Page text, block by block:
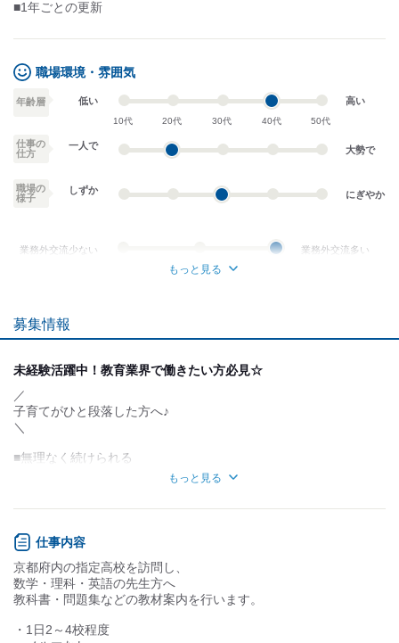
■1年ごとの更新
職場環境・雰囲気
年齢層 低い
10代 20代 30代 40代 50代
高い
仕事の
仕方
一人で 大勢で
職場の
様子
しずか にぎやか
業務外交流少ない 業務外交流多い
デスクワーク
少ない
もっと見る
募集情報
未経験活躍中！教育業界で働きたい方必見☆
／
子育てがひと段落した方へ♪
＼
■無理なく続けられる
お子さんが高校生・大学生など、
子育てがひと段落した方は特に
おすすめです！
■未経験スタート多数
営業経験・教材知識は一切不要！
もっと見る
仕事内容
京都府内の指定高校を訪問し、
数学・理科・英語の先生方へ
教科書・問題集などの教材案内を行います。
・1日2～4校程度